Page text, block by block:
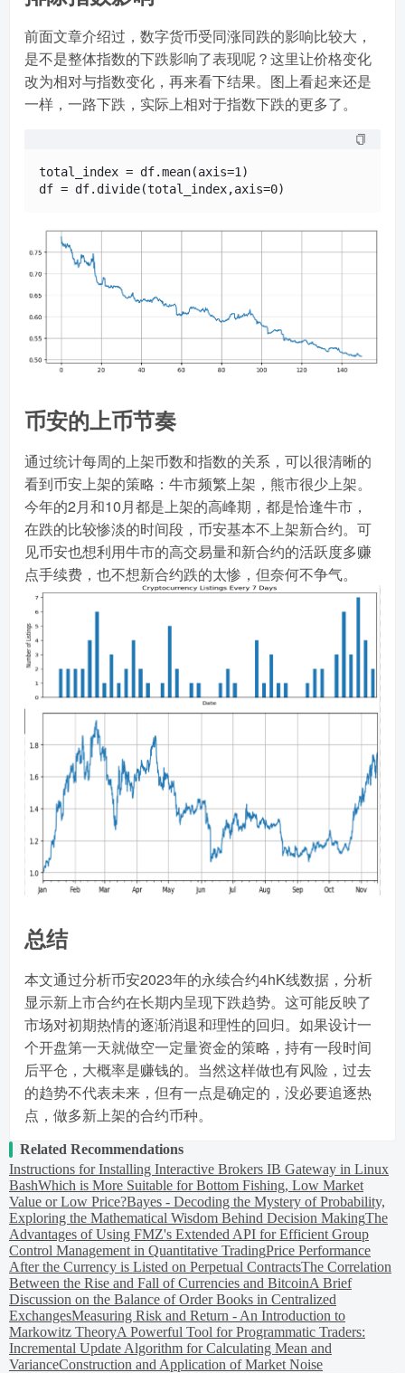
前面文章介绍过，数字货币受同涨同跌的影响比较大，
是不是整体指数的下跌影响了表现呢？这里让价格变化
改为相对与指数变化，再来看下结果。图上看起来还是
一样，一路下跌，实际上相对于指数下跌的更多了。
total_index = df.mean(axis=1)
币安的上币节奏
通过统计每周的上架币数和指数的关系，可以很清晰的
看到币安上架的策略：牛市频繁上架，熊市很少上架。
今年的2月和10月都是上架的高峰期，都是恰逢牛市，
在跌的比较惨淡的时间段，币安基本不上架新合约。可
见币安也想利用牛市的高交易量和新合约的活跃度多赚
点手续费，也不想新合约跌的太惨，但奈何不争气。
总结
本文通过分析币安2023年的永续合约4hK线数据，分析
显示新上市合约在长期内呈现下跌趋势。这可能反映了
市场对初期热情的逐渐消退和理性的回归。如果设计一
个开盘第一天就做空一定量资金的策略，持有一段时间
后平仓，大概率是赚钱的。当然这样做也有风险，过去
的趋势不代表未来，但有一点是确定的，没必要追逐热
点，做多新上架的合约币种。
Related Recommendations
Instructions for Installing Interactive Brokers IB Gateway in Linux
BashWhich is More Suitable for Bottom Fishing, Low Market
Value or Low Price?Bayes - Decoding the Mystery of Probability,
Exploring the Mathematical Wisdom Behind Decision MakingThe
Advantages of Using FMZ's Extended API for Efficient Group
Control Management in Quantitative TradingPrice Performance
After the Currency is Listed on Perpetual ContractsThe Correlation
Between the Rise and Fall of Currencies and BitcoinA Brief
Discussion on the Balance of Order Books in Centralized
ExchangesMeasuring Risk and Return - An Introduction to
Markowitz TheoryA Powerful Tool for Programmatic Traders:
Incremental Update Algorithm for Calculating Mean and
VarianceConstruction and Application of Market Noise